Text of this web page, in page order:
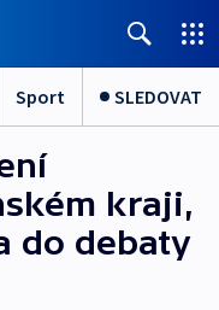
Sport SLEDOVAT
kraji,
do debaty